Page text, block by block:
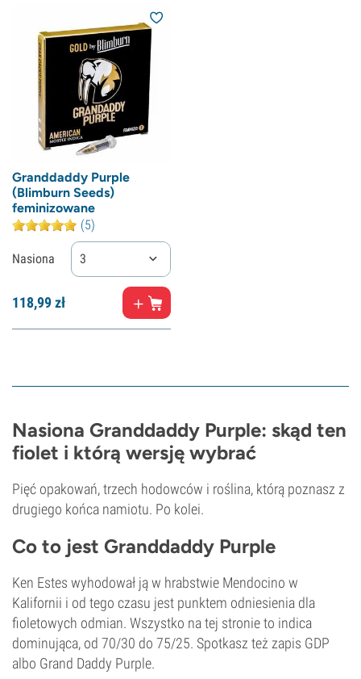
Granddaddy Purple
(Blimburn Seeds)
feminizowane
(5)
Nasiona 3
118,99zł
Nasiona Granddaddy Purple: skąd ten
fiolet i którą wersję wybrać
Pięć opakowań, trzech hodowców i roślina, którą poznasz z
drugiego końca namiotu. Po kolei.
Co to jest Granddaddy Purple
Ken Estes wyhodował ją w hrabstwie Mendocino w
Kalifornii i od tego czasu jest punktem odniesienia dla
fioletowych odmian. Wszystko na tej stronie to indica
dominująca, od 70/30 do 75/25. Spotkasz też zapis GDP
albo Grand Daddy Purple.